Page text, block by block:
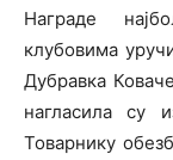
Награде
клубовима
Дубравка
нагласила су
Товарнику